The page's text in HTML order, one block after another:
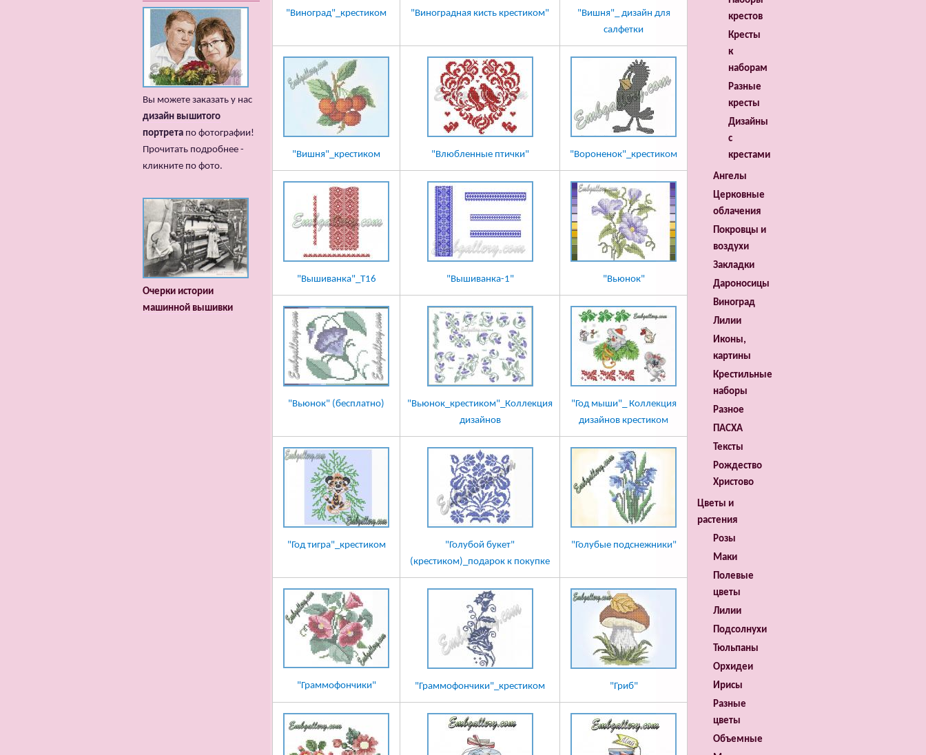
"Виноград"_крестиком "Виноградная кисть крестиком"
"Вишня"_ дизайн для
салфетки
"Вишня"_крестиком "Влюбленные птички" "Вороненок"_крестиком
"Вышиванка"_T16 "Вышиванка-1" "Вьюнок"
"Вьюнок" (бесплатно)
"Вьюнок_крестиком"_Коллекция
дизайнов
"Год мыши"_ Коллекция
дизайнов крестиком
"Год тигра"_крестиком
"Голубой букет"
(крестиком)_подарок к покупке
"Голубые подснежники"
"Граммофончики" "Граммофончики"_крестиком "Гриб"
Вы можете заказать у нас
дизайн вышитого
портрета по фотографии!
Прочитать подробнее -
кликните по фото.
Очерки истории
машинной вышивки
крестов
Кресты
к
наборам
Разные
кресты
Дизайны
с
крестами
Ангелы
Церковные
облачения
Покровцы и
воздухи
Закладки
Дароносицы
Виноград
Лилии
Иконы,
картины
Крестильные
наборы
Разное
ПАСХА
Тексты
Рождество
Христово
Цветы и
растения
Розы
Маки
Полевые
цветы
Лилии
Подсолнухи
Тюльпаны
Орхидеи
Ирисы
Разные
цветы
Объемные